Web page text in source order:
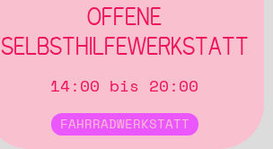
OFFENE
SELBSTHILFEWERKSTATT
14:00 bis 20:00
FAHRRADWERKSTATT